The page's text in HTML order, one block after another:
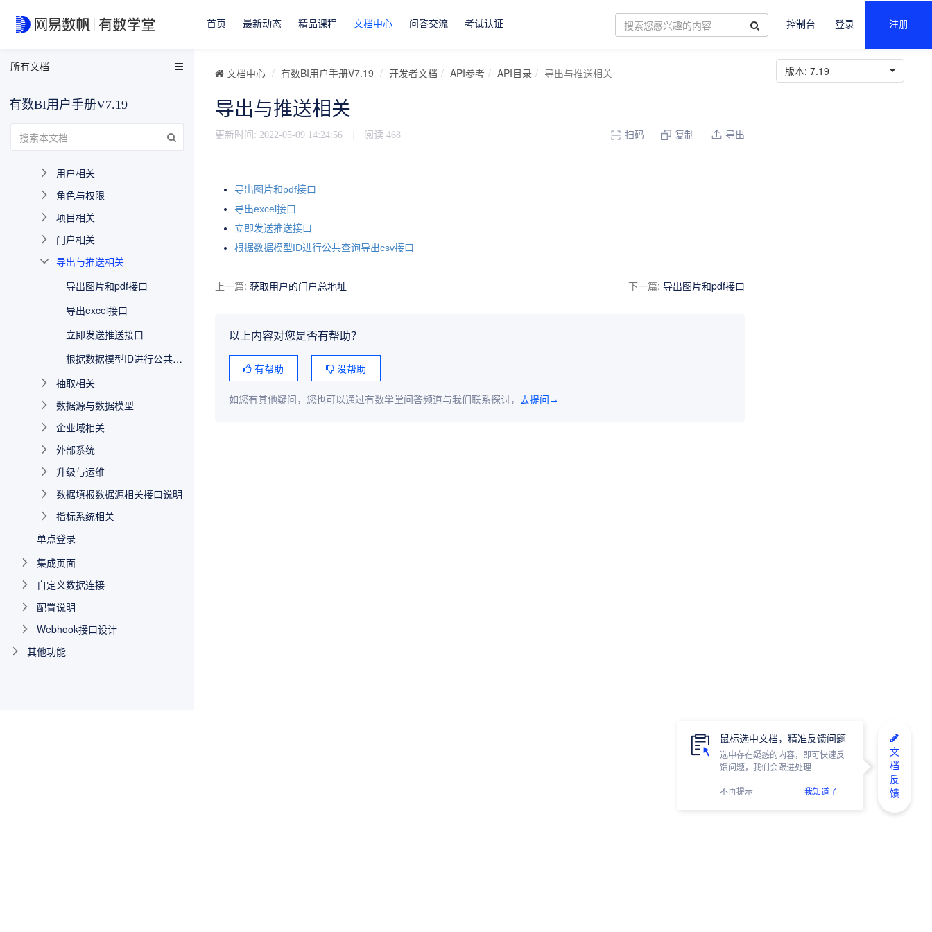
首页 最新动态 精品课程 文档中心 问答交流 考试认证 控制台 登录 注册
文档中心 有数BI用户手册V7.19 开发者文档 API参考 API目录 导出与推送相关
导出与推送相关
更新时间: 2022-05-09 14:24:56 阅读 468 扫码 复制 导出
导出图片和pdf接口
导出excel接口
立即发送推送接口
根据数据模型ID进行公共查询导出csv接口
上一篇: 获取用户的门户总地址 下一篇: 导出图片和pdf接口
以上内容对您是否有帮助？
有帮助 没帮助
如您有其他疑问，您也可以通过有数学堂问答频道与我们联系探讨， 去提问→
鼠标选中文档，精准反馈问题
选中存在疑惑的内容，即可快速反
馈问题，我们会跟进处理
不再提示 我知道了
文
档
反
馈
所有文档
EasyData用户手册
数据分析与可视化用户手册
有数BI FAQ
NDH用户手册
有数BI用户手册V7.19
相对上一个稳定版本新增内容
API目录
用户相关
角色与权限
项目相关
门户相关
导出与推送相关
导出图片和pdf接口
导出excel接口
立即发送推送接口
根据数据模型ID进行公共查询导出csv接口
抽取相关
数据源与数据模型
企业域相关
外部系统
升级与运维
数据填报数据源相关接口说明
指标系统相关
单点登录
集成页面
自定义数据连接
配置说明
Webhook接口设计
其他功能
版本: